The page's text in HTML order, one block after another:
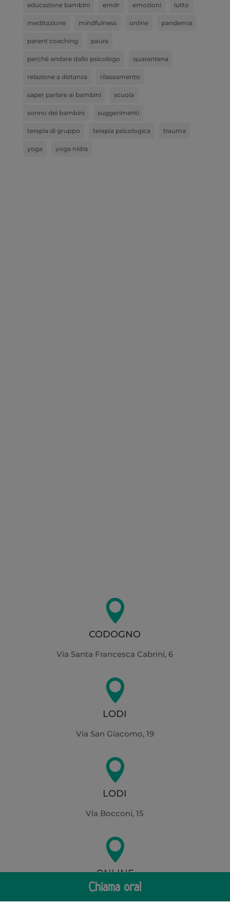
educazione bambini emdr emozioni lutto
meditazione mindfulness online pandemia
parent coaching paura
perchè andare dallo psicologo quarantena
relazione a distanza rilassamento
saper parlare ai bambini scuola
sonno dei bambini suggerimenti
terapia di gruppo terapia psicologica trauma
yoga yoga nidra

CODOGNO
Via Santa Francesca Cabrini, 6

LODI
Via San Giacomo, 19

LODI
Via Bocconi, 15

ONLINE
Dove vuoi tu!
Chiama ora!